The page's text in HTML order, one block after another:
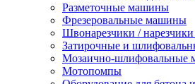
Разметочные машины
Фрезеровальные машины
Швонарезчики /
Затирочные и
Мозаично-шлифовальные
Мотопомпы